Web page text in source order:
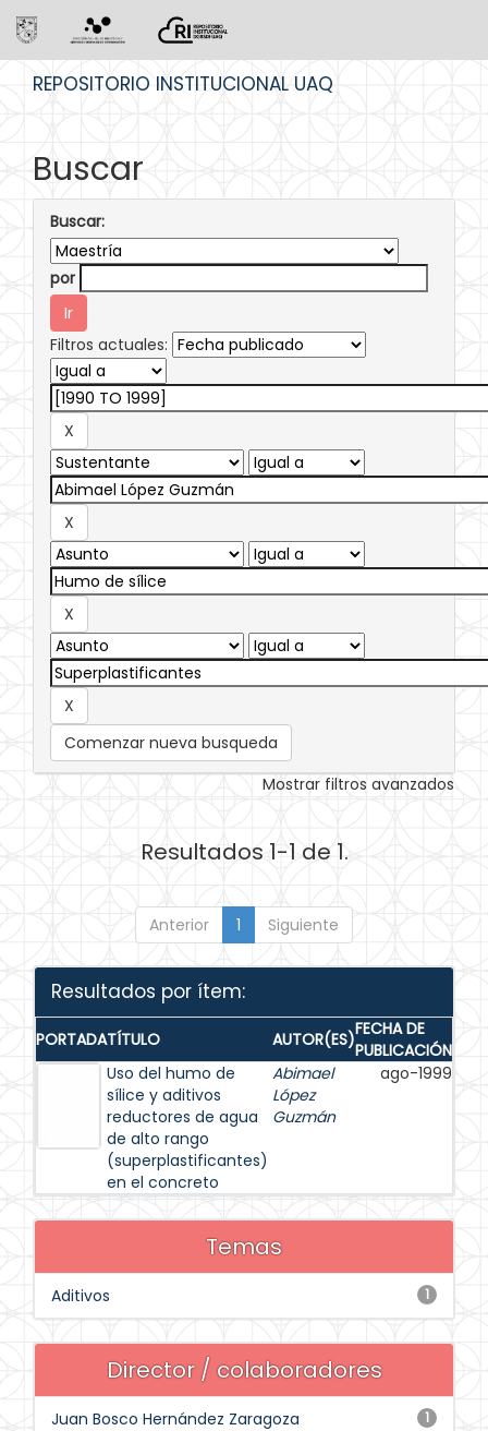
REPOSITORIO INSTITUCIONAL UAQ
Buscar
Buscar:
por
Filtros actuales:
Comenzar nueva busqueda
Mostrar filtros avanzados
Resultados 1-1 de 1.
Anterior 1 Siguiente
Resultados por ítem:
PORTADATÍTULO AUTOR(ES)FECHA DE
PUBLICACIÓN
Uso del humo de
sílice y aditivos
reductores de agua
de alto rango
(superplastificantes)
en el concreto
Abimael
López
Guzmán
ago-1999
Temas
1
Aditivos
Director / colaboradores
1
Juan Bosco Hernández Zaragoza